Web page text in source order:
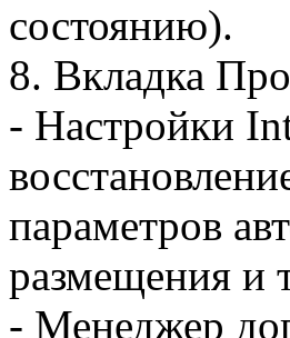
состоянию).
8. Вкладка
- Настройки
параметров
размещения и
- Менеджер